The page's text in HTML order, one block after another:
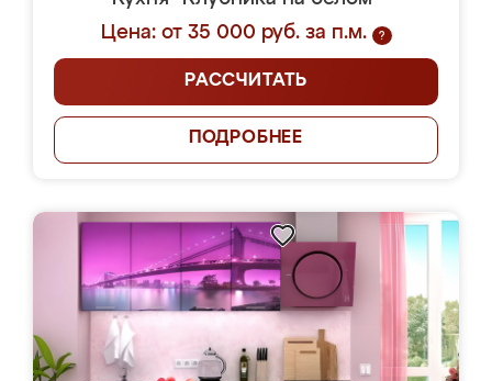
Цена: от 35 000 руб. за п.м.
?
РАССЧИТАТЬ
ПОДРОБНЕЕ